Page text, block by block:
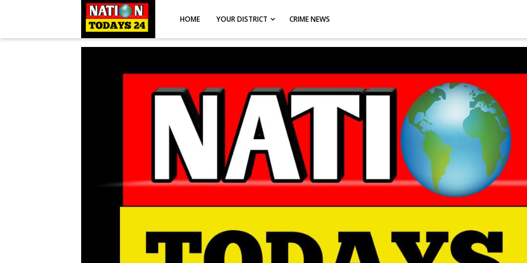
HOME YOUR DISTRICT CRIME NEWS